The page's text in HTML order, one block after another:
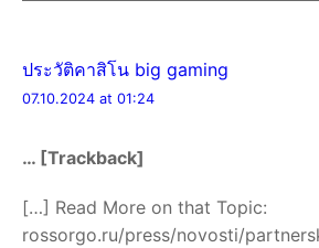
ประวัติคาสิโน big gaming
07.10.2024 at 01:24
… [Trackback]
[…] Read More on that Topic:
rossorgo.ru/press/novosti/